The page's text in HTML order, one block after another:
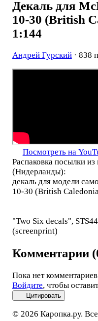
Декаль для
10-30 (British
1:144
Андрей Гурский· 838
Посмотреть на
Распаковка посылки
(Нидерланды):
декаль для модели
10-30 (British
"Two Six decals",
(screenprint)
Комментарии
Пока нет
Войдите, чтобы
Цитировать
© 2026 Каропка.ру.